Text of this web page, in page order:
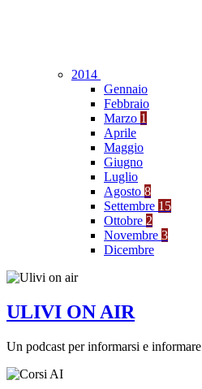
2014
Gennaio
Febbraio
Marzo 1
Aprile
Maggio
Giugno
Luglio
Agosto 8
Settembre 15
Ottobre 2
Novembre 3
Dicembre
ULIVI ON AIR
Un podcast per informarsi e informare